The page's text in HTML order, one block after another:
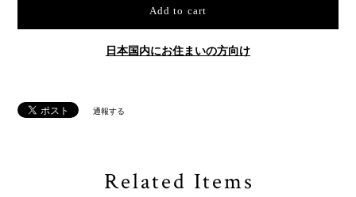
Add to cart
日本国内にお住まいの方向け
通報する
Related Items